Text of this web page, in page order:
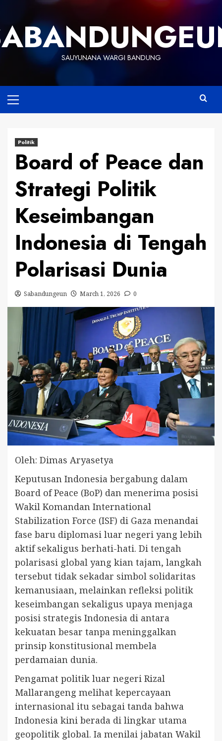
content
SAUYUNANA WARGI BANDUNG
Menu
Politik
Board of Peace dan
Strategi Politik
Keseimbangan
Indonesia di Tengah
Polarisasi Dunia
Sabandungeun March 1, 2026 0
Oleh: Dimas Aryasetya
Keputusan Indonesia bergabung dalam
Board of Peace (BoP) dan menerima posisi
Wakil Komandan International
Stabilization Force (ISF) di Gaza menandai
fase baru diplomasi luar negeri yang lebih
aktif sekaligus berhati-hati. Di tengah
polarisasi global yang kian tajam, langkah
tersebut tidak sekadar simbol solidaritas
kemanusiaan, melainkan refleksi politik
keseimbangan sekaligus upaya menjaga
posisi strategis Indonesia di antara
kekuatan besar tanpa meninggalkan
prinsip konstitusional membela
perdamaian dunia.
Pengamat politik luar negeri Rizal
Mallarangeng melihat kepercayaan
internasional itu sebagai tanda bahwa
Indonesia kini berada di lingkar utama
geopolitik global. Ia menilai jabatan Wakil